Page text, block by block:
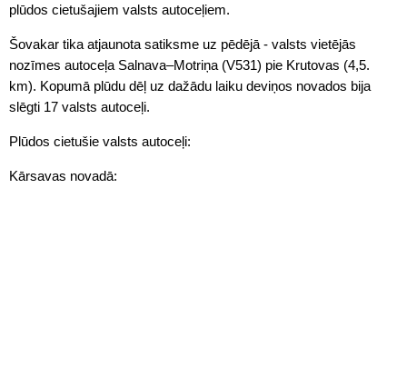
plūdos cietušajiem valsts autoceļiem.
Šovakar tika atjaunota satiksme uz pēdējā - valsts vietējās
nozīmes autoceļa Salnava–Motriņa (V531) pie Krutovas (4,5.
km). Kopumā plūdu dēļ uz dažādu laiku deviņos novados bija
slēgti 17 valsts autoceļi.
Plūdos cietušie valsts autoceļi:
Kārsavas novadā: